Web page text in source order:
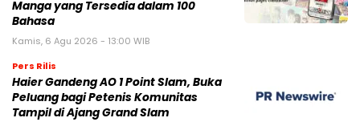
Manga yang Tersedia dalam 100
Bahasa
Kamis, 6 Agu 2026 - 13:00 WIB
Pers Rilis
Haier Gandeng AO 1 Point Slam, Buka
Peluang bagi Petenis Komunitas
Tampil di Ajang Grand Slam